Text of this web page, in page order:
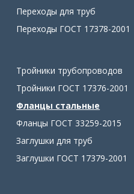
Переходы для труб
Переходы ГОСТ 17378-2001
Тройники трубопроводов
Тройники ГОСТ 17376-2001
Фланцы стальные
Фланцы ГОСТ 33259-2015
Заглушки для труб
Заглушки ГОСТ 17379-2001